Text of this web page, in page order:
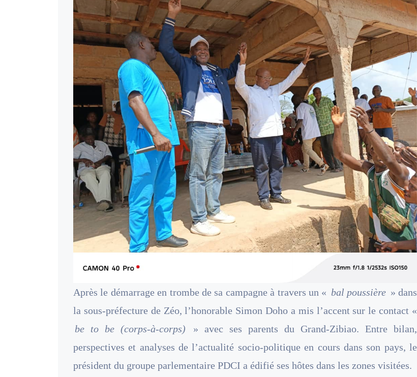
Après le démarrage en trombe de sa campagne à travers un « bal poussière » dans
la sous-préfecture de Zéo, l’honorable Simon Doho a mis l’accent sur le contact «
be to be (corps-à-corps)
» avec ses parents du Grand-Zibiao. Entre bilan,
perspectives et analyses de l’actualité socio-politique en cours dans son pays, le
président du groupe parlementaire PDCI a édifié ses hôtes dans les zones visitées.